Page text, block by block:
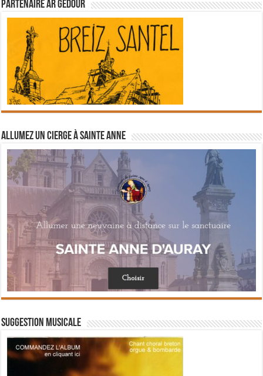
Partenaire Ar Gedour
Allumez un cierge à Sainte Anne
Suggestion musicale